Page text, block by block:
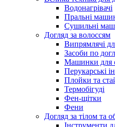
Водонагрівачі
Пральні
Сушильні
Догляд за волоссям
Випрямлячі
Засоби по
Машинки для
Перукарські
Плойки та
Термобігуді
Фен-щітки
Фени
Догляд за тілом та
Інструменти